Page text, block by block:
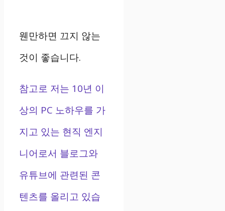
웬만하면 끄지 않는
것이 좋습니다.
참고로 저는 10년 이
상의 PC 노하우를 가
지고 있는 현직 엔지
니어로서 블로그와
유튜브에 관련된 콘
텐츠를 올리고 있습